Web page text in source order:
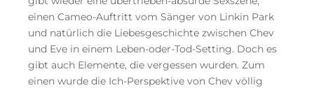
einen Cameo-Auftritt vom Sänger von Linkin Park
und natürlich die Liebesgeschichte zwischen Chev
und Eve in einem Leben-oder-Tod-Setting. Doch es
gibt auch Elemente, die vergessen wurden. Zum
einen wurde die Ich-Perspektive von Chev völlig